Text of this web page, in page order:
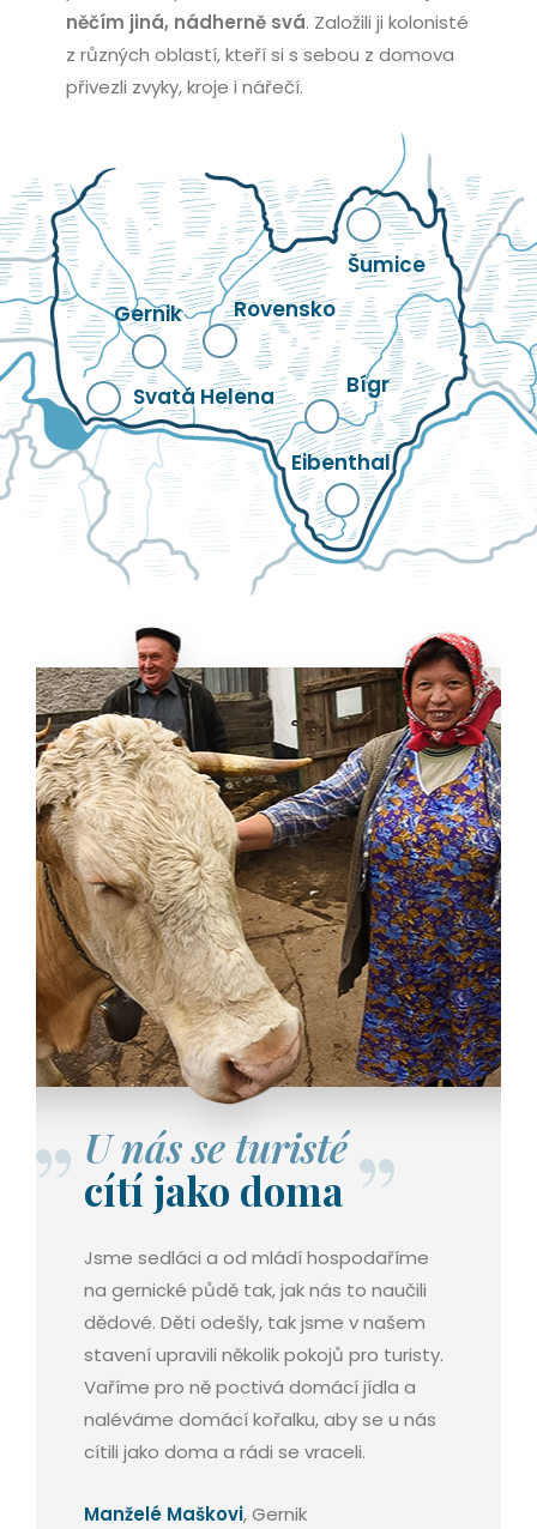
něčím jiná, nádherně svá. Založili ji kolonisté
z různých oblastí, kteří si s sebou z domova
přivezli zvyky, kroje i nářečí.
Svatá Helena
Gernik Rovensko
Bígr
Eibenthal
Šumice
U nás se turisté
cítí jako doma
Jsme sedláci a od mládí hospodaříme
na gernické půdě tak, jak nás to naučili
dědové. Děti odešly, tak jsme v našem
stavení upravili několik pokojů pro turisty.
Vaříme pro ně poctivá domácí jídla a
naléváme domácí kořalku, aby se u nás
cítili jako doma a rádi se vraceli.
Manželé Maškovi, Gernik